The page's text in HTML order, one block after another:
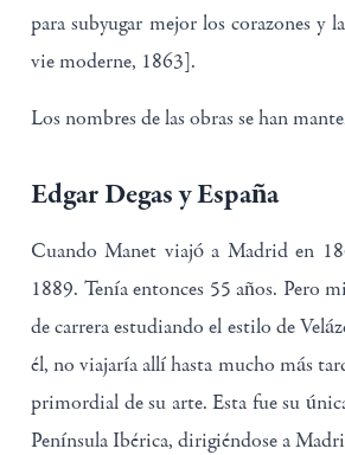
para subyugar mejor los corazones
vie moderne, 1863].
Los nombres de las obras se han
Edgar Degas y España
Cuando Manet viajó a Madrid en
1889. Tenía entonces 55 años. Pero
de carrera estudiando el estilo de
él, no viajaría allí hasta mucho más
primordial de su arte. Esta fue su
Península Ibérica, dirigiéndose a